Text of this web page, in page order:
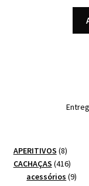
APERITIVOS 88
CACHAÇAS 416416
acessórios 99